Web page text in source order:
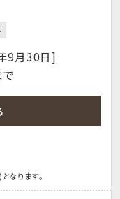
9月30日]
なります。